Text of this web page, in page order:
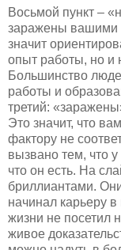
Восьмой пункт –
заражены вашими
значит
опыт работы, но и
Большинство
работы и
третий:
Это значит, что
фактору не
вызвано тем, что
что он есть. На
бриллиантами.
начинал карьеру
жизни не посетил
живое